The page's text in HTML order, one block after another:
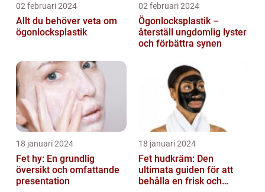
02 februari 2024
Allt du behöver veta om
ögonlocksplastik
02 februari 2024
Ögonlocksplastik –
återställ ungdomlig lyster
och förbättra synen
18 januari 2024
Fet hy: En grundlig
översikt och omfattande
presentation
18 januari 2024
Fet hudkräm: Den
ultimata guiden för att
behålla en frisk och